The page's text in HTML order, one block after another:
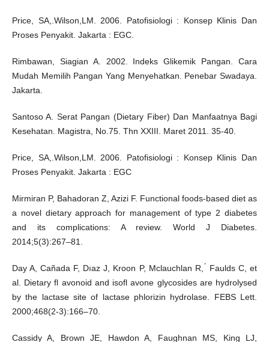
Price, SA,.Wilson,LM. 2006. Patofisiologi : Konsep Klinis Dan
Proses Penyakit. Jakarta : EGC.
Rimbawan, Siagian A. 2002. Indeks Glikemik Pangan. Cara
Mudah Memilih Pangan Yang Menyehatkan. Penebar Swadaya.
Jakarta.
Santoso A. Serat Pangan (Dietary Fiber) Dan Manfaatnya Bagi
Kesehatan. Magistra, No.75. Thn XXIII. Maret 2011. 35-40.
Price, SA,.Wilson,LM. 2006. Patofisiologi : Konsep Klinis Dan
Proses Penyakit. Jakarta : EGC
Mirmiran P, Bahadoran Z, Azizi F. Functional foods-based diet as
a novel dietary approach for management of type 2 diabetes
and its complications: A review. World J Diabetes.
2014;5(3):267–81.
Day A, Cañada F, Dıaz J, Kroon P, Mclauchlan R, ́ Faulds C, et
al. Dietary fl avonoid and isofl avone glycosides are hydrolysed
by the lactase site of lactase phlorizin hydrolase. FEBS Lett.
2000;468(2-3):166–70.
Cassidy A, Brown JE, Hawdon A, Faughnan MS, King LJ,